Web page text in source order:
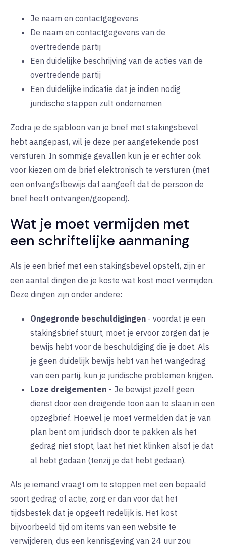
Je naam en contactgegevens
De naam en contactgegevens van de
overtredende partij
Een duidelijke beschrijving van de acties van de
overtredende partij
Een duidelijke indicatie dat je indien nodig
juridische stappen zult ondernemen
Zodra je de sjabloon van je brief met stakingsbevel
hebt aangepast, wil je deze per aangetekende post
versturen. In sommige gevallen kun je er echter ook
voor kiezen om de brief elektronisch te versturen (met
een ontvangstbewijs dat aangeeft dat de persoon de
brief heeft ontvangen/geopend).
Wat je moet vermijden met
een schriftelijke aanmaning
Als je een brief met een stakingsbevel opstelt, zijn er
een aantal dingen die je koste wat kost moet vermijden.
Deze dingen zijn onder andere:
Ongegronde beschuldigingen - voordat je een
stakingsbrief stuurt, moet je ervoor zorgen dat je
bewijs hebt voor de beschuldiging die je doet. Als
je geen duidelijk bewijs hebt van het wangedrag
van een partij, kun je juridische problemen krijgen.
Loze dreigementen - Je bewijst jezelf geen
dienst door een dreigende toon aan te slaan in een
opzegbrief. Hoewel je moet vermelden dat je van
plan bent om juridisch door te pakken als het
gedrag niet stopt, laat het niet klinken alsof je dat
al hebt gedaan (tenzij je dat hebt gedaan).
Als je iemand vraagt om te stoppen met een bepaald
soort gedrag of actie, zorg er dan voor dat het
tijdsbestek dat je opgeeft redelijk is. Het kost
bijvoorbeeld tijd om items van een website te
verwijderen, dus een kennisgeving van 24 uur zou